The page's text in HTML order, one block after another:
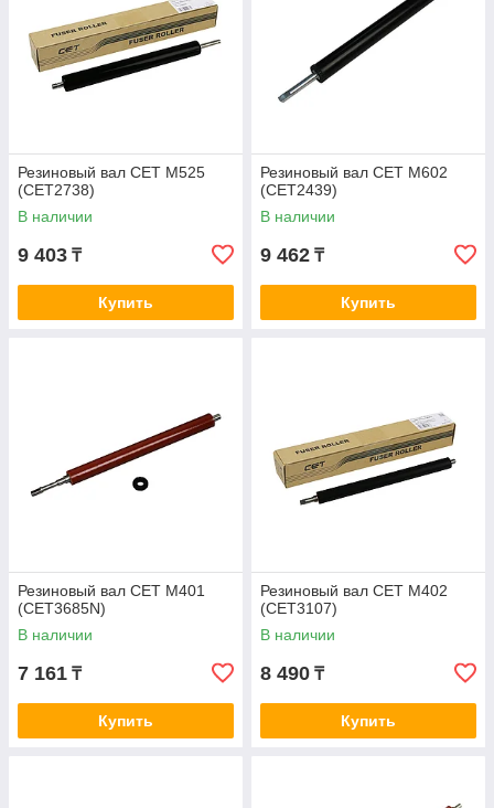
Резиновый вал CET M525
(CET2738)
В наличии
9 403 ₸
Купить
Резиновый вал CET M602
(CET2439)
В наличии
9 462 ₸
Купить
Резиновый вал CET M401
(CET3685N)
В наличии
7 161 ₸
Купить
Резиновый вал CET M402
(CET3107)
В наличии
8 490 ₸
Купить